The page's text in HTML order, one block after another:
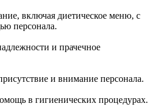
включая диетическое меню, с
персонала.
и прачечное
и внимание персонала.
в гигиенических процедурах.